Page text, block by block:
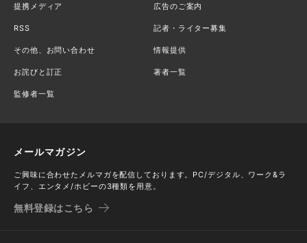
提携メディア 広告のご案内
RSS 記者・ライター募集
その他、お問い合わせ 情報提供
お詫びと訂正 著者一覧
監修者一覧
メールマガジン
ご興味に合わせたメルマガを配信しております。PC/デジタル、ワーク&ラ
イフ、エンタメ/ホビーの3種類を用意。
無料登録はこちら